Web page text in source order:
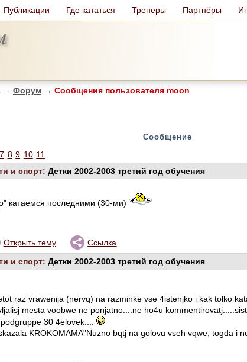
Публикации Где кататься Тренеры Партнёры
→ Форум → Сообщения пользователя moon
Сообщение
7 8 9 10 11
и спорт:Детки 2002-2003 третий год обучения
катаемся последними (30-ми)
Открыть тему Ссылка
и спорт:Детки 2002-2003 третий год обучения
raz vrawenija (nervq) na razminke vse 4istenjko i kak tolko
mesta voobwe ne ponjatno....ne ho4u
30 4elovek....
KROKOMAMA"Nuzno bqtj na golovu vseh vqwe, togda i